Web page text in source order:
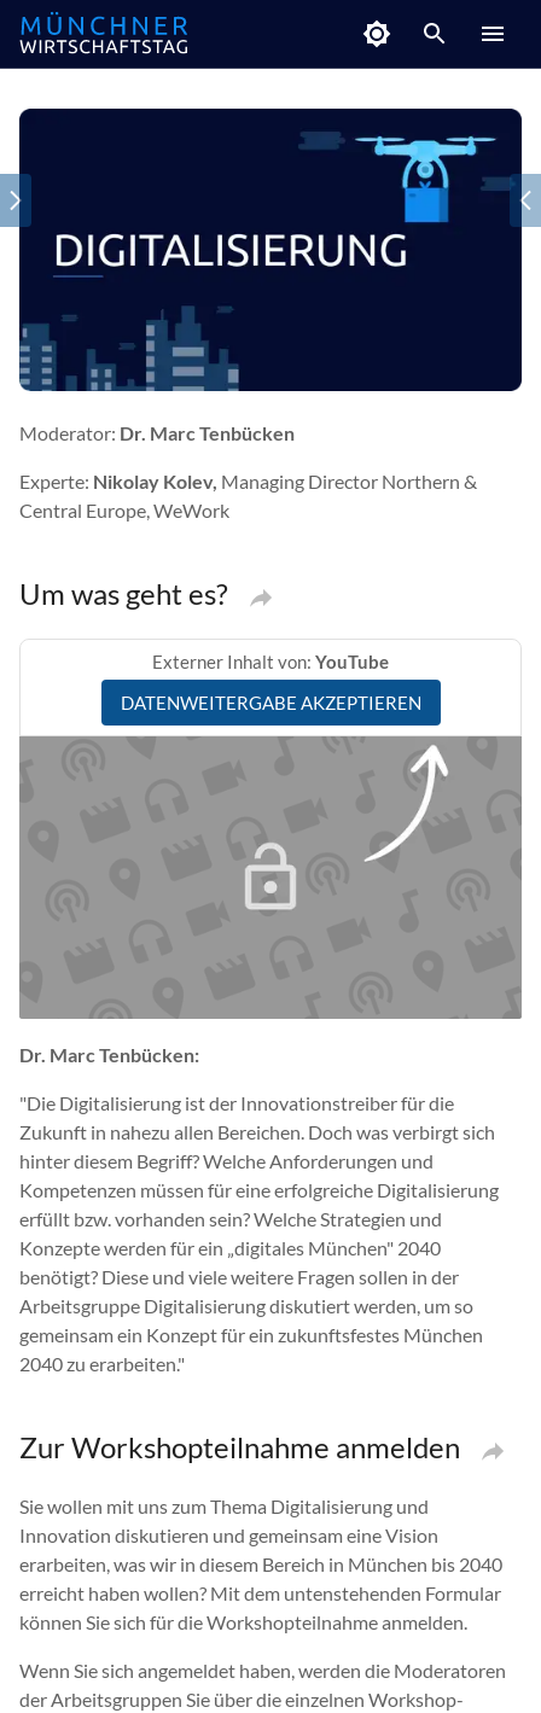
Moderator: Dr. Marc Tenbücken
Experte: Nikolay Kolev, ‎ Managing Director Northern &
Central Europe, WeWork
Um was geht es?
Externer Inhalt von: YouTube
DATENWEITERGABE AKZEPTIEREN
Dr. Marc Tenbücken:
"Die Digitalisierung ist der Innovationstreiber für die
Zukunft in nahezu allen Bereichen. Doch was verbirgt sich
hinter diesem Begriff? Welche Anforderungen und
Kompetenzen müssen für eine erfolgreiche Digitalisierung
erfüllt bzw. vorhanden sein? Welche Strategien und
Konzepte werden für ein „digitales München" 2040
benötigt? Diese und viele weitere Fragen sollen in der
Arbeitsgruppe Digitalisierung diskutiert werden, um so
gemeinsam ein Konzept für ein zukunftsfestes München
2040 zu erarbeiten."
Zur Workshopteilnahme anmelden
Sie wollen mit uns zum Thema Digitalisierung und
Innovation diskutieren und gemeinsam eine Vision
erarbeiten, was wir in diesem Bereich in München bis 2040
erreicht haben wollen? Mit dem untenstehenden Formular
können Sie sich für die Workshopteilnahme anmelden.
Wenn Sie sich angemeldet haben, werden die Moderatoren
der Arbeitsgruppen Sie über die einzelnen Workshop-